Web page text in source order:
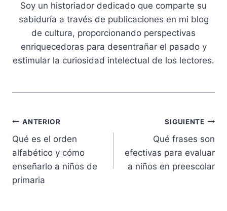
Soy un historiador dedicado que comparte su
sabiduría a través de publicaciones en mi blog
de cultura, proporcionando perspectivas
enriquecedoras para desentrañar el pasado y
estimular la curiosidad intelectual de los lectores.
Navegación
de
entradas
ANTERIOR
Qué es el orden
alfabético y cómo
enseñarlo a niños de
primaria
SIGUIENTE
Qué frases son
efectivas para evaluar
a niños en preescolar